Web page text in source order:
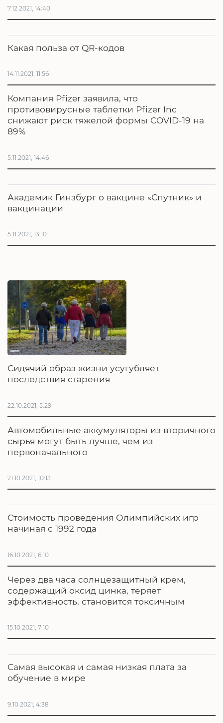
7.12.2021, 14:40
Какая польза от QR-кодов
14.11.2021, 11:56
Компания Pfizer заявила, что
противовирусные таблетки Pfizer Inc
снижают риск тяжелой формы COVID-19 на
89%
5.11.2021, 14:46
Академик Гинзбург о вакцине «Спутник» и
вакцинации
5.11.2021, 13:10
Сидячий образ жизни усугубляет
последствия старения
22.10.2021, 5:29
Автомобильные аккумуляторы из вторичного
сырья могут быть лучше, чем из
первоначального
21.10.2021, 10:13
Стоимость проведения Олимпийских игр
начиная с 1992 года
16.10.2021, 6:10
Через два часа солнцезащитный крем,
содержащий оксид цинка, теряет
эффективность, становится токсичным
15.10.2021, 7:10
Самая высокая и самая низкая плата за
обучение в мире
9.10.2021, 4:38